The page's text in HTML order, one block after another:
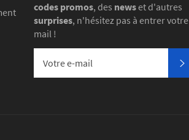
codes promos, des newset d'autres
surprises, n'hésitez pas à entrer votre
mail !